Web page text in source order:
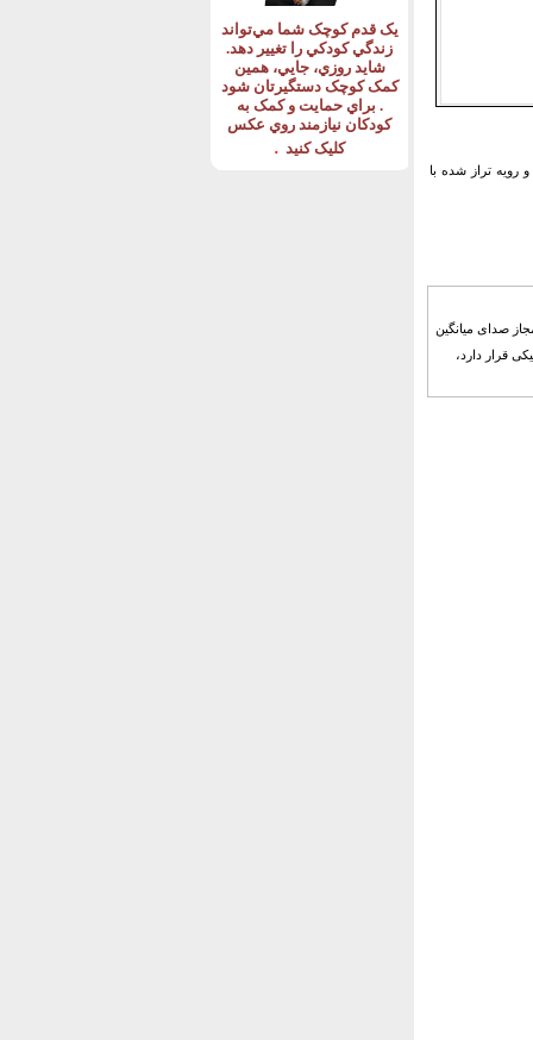
يک قدم کوچک شما مي‌تواند
زندگي کودکي را تغيير دهد.
شايد روزي، جايي، همين
کمک کوچک دستگيرتان شود
. براي حمايت و کمک به
کودکان نيازمند روي عکس
کليک کنيد .
یک سقف دال بتنی مسلح (بدون کف پوش) به ضخامت10سانتیمتر و رویه تراز شده با
ویژه آزمون نظام مهندسی , ,سوال1-حداکثر تراز مجاز صدای میانگین
قرار دارد،